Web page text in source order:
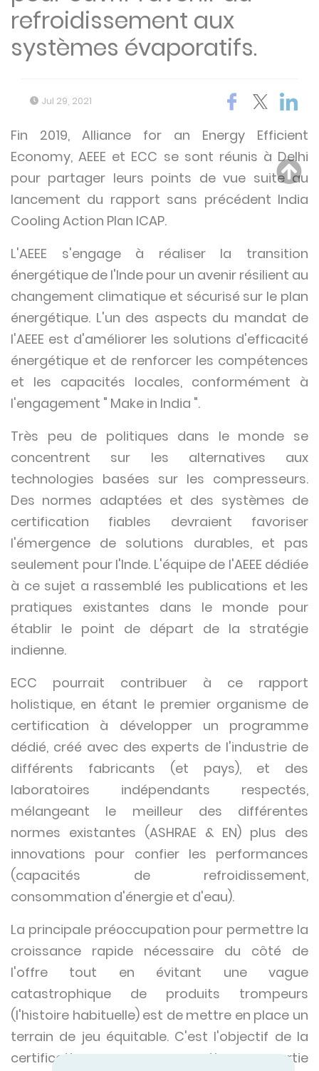
refroidissement aux
systèmes évaporatifs.
Jul 29, 2021
Fin 2019, Alliance for an Energy Efficient
Economy, AEEE et ECC se sont réunis à Delhi
pour partager leurs points de vue suite au
lancement du rapport sans précédent India
Cooling Action Plan ICAP.
L'AEEE s'engage à réaliser la transition
énergétique de l'Inde pour un avenir résilient au
changement climatique et sécurisé sur le plan
énergétique. L'un des aspects du mandat de
l'AEEE est d'améliorer les solutions d'efficacité
énergétique et de renforcer les compétences
et les capacités locales, conformément à
l'engagement " Make in India ".
Très peu de politiques dans le monde se
concentrent sur les alternatives aux
technologies basées sur les compresseurs.
Des normes adaptées et des systèmes de
certification fiables devraient favoriser
l'émergence de solutions durables, et pas
seulement pour l'Inde. L'équipe de l'AEEE dédiée
à ce sujet a rassemblé les publications et les
pratiques existantes dans le monde pour
établir le point de départ de la stratégie
indienne.
ECC pourrait contribuer à ce rapport
holistique, en étant le premier organisme de
certification à développer un programme
dédié, créé avec des experts de l'industrie de
différents fabricants (et pays), et des
laboratoires indépendants respectés,
mélangeant le meilleur des différentes
normes existantes (ASHRAE & EN) plus des
innovations pour confier les performances
(capacités de refroidissement,
consommation d'énergie et d'eau).
La principale préoccupation pour permettre la
croissance rapide nécessaire du côté de
l'offre tout en évitant une vague
catastrophique de produits trompeurs
(l'histoire habituelle) est de mettre en place un
terrain de jeu équitable. C'est l'objectif de la
certification par une tierce partie